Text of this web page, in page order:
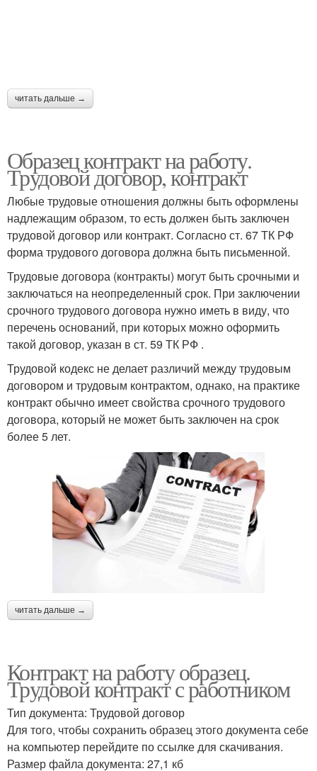
читать дальше →
Образец контракт на работу.
Трудовой договор, контракт
Любые трудовые отношения должны быть оформлены
надлежащим образом, то есть должен быть заключен
трудовой договор или контракт. Согласно ст. 67 ТК РФ
форма трудового договора должна быть письменной.
Трудовые договора (контракты) могут быть срочными и
заключаться на неопределенный срок. При заключении
срочного трудового договора нужно иметь в виду, что
перечень оснований, при которых можно оформить
такой договор, указан в ст. 59 ТК РФ .
Трудовой кодекс не делает различий между трудовым
договором и трудовым контрактом, однако, на практике
контракт обычно имеет свойства срочного трудового
договора, который не может быть заключен на срок
более 5 лет.
читать дальше →
Контракт на работу образец.
Трудовой контракт с работником
Тип документа: Трудовой договор
Для того, чтобы сохранить образец этого документа себе
на компьютер перейдите по ссылке для скачивания.
Размер файла документа: 27,1 кб